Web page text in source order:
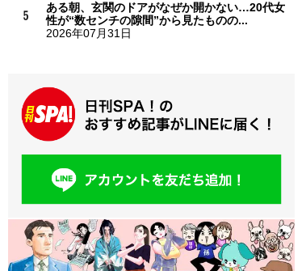
ある朝、玄関のドアがなぜか開かない…20代女
性が“数センチの隙間”から見たものの...
2026年07月31日